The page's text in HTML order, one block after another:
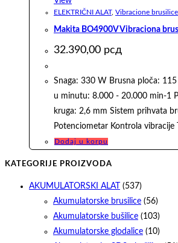
ELEKTRIČNI ALAT, Vibracione
Makita BO4900V Vibraciona
32.390,00 рсд
Snaga: 330 W Brusna ploča:
u minutu: 8.000 - 20.000 min-1
kruga: 2,6 mm Sistem prihvata
Potenciometar Kontrola vibracije
Dodaj u korpu
KATEGORIJE PROIZVODA
AKUMULATORSKI ALAT
(537)
Akumulatorske brusilice (56)
Akumulatorske bušilice (103)
Akumulatorske glodalice (10)